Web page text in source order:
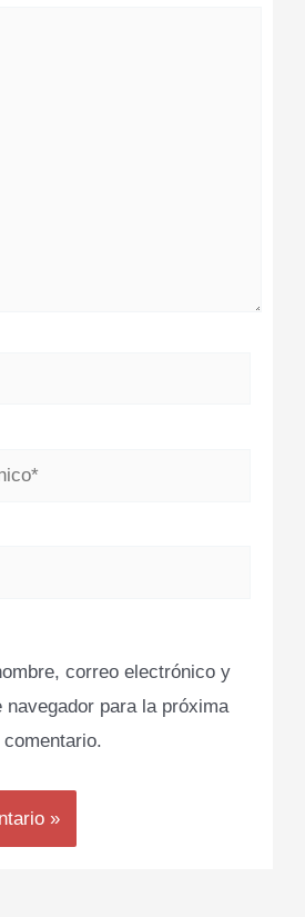
correo electrónico y
navegador para la próxima